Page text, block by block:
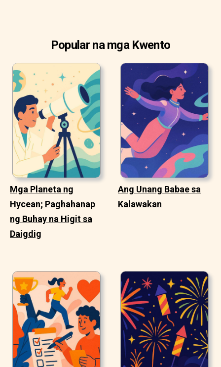
Popular na mga Kwento
Mga Planeta ng
Hycean; Paghahanap
ng Buhay na Higit sa
Daigdig
Ang Unang Babae sa
Kalawakan